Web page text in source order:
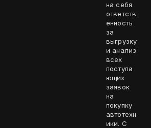
на себя
ответств
енность
за
выгрузку
и анализ
всех
поступа
ющих
заявок
на
покупку
автотехн
ики. С